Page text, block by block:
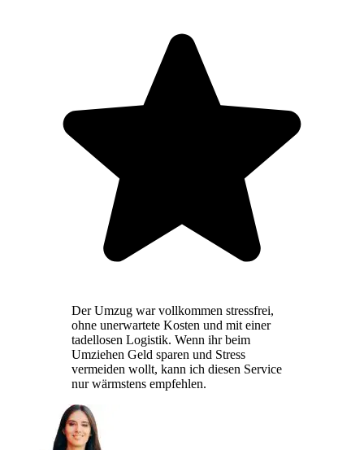
Der Umzug war vollkommen stressfrei,
ohne unerwartete Kosten und mit einer
tadellosen Logistik. Wenn ihr beim
Umziehen Geld sparen und Stress
vermeiden wollt, kann ich diesen Service
nur wärmstens empfehlen.